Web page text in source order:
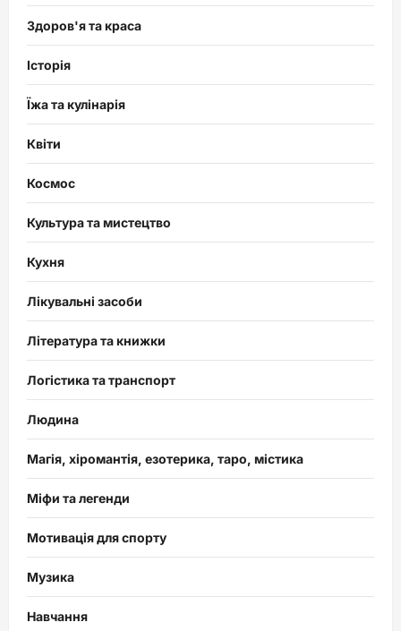
Здоров'я та краса
Історія
Їжа та кулінарія
Квіти
Космос
Культура та мистецтво
Кухня
Лікувальні засоби
Література та книжки
Логістика та транспорт
Людина
Магія, хіромантія, езотерика, таро, містика
Міфи та легенди
Мотивація для спорту
Музика
Навчання